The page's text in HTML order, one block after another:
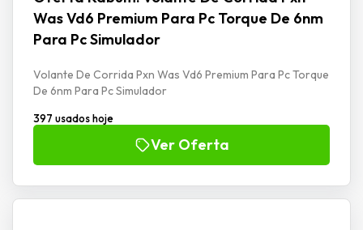
Was Vd6 Premium Para Pc Torque De 6nm
Para Pc Simulador
Volante De Corrida Pxn Was Vd6 Premium Para Pc Torque
De 6nm Para Pc Simulador
397 usados hoje
Ver Oferta